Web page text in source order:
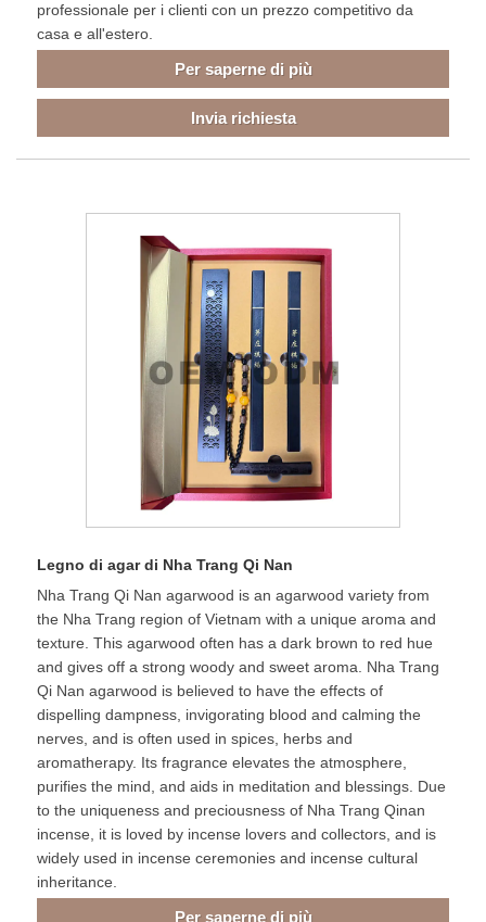
professionale per i clienti con un prezzo competitivo da
casa e all'estero.
Per saperne di più
Invia richiesta
Legno di agar di Nha Trang Qi Nan
Nha Trang Qi Nan agarwood is an agarwood variety from
the Nha Trang region of Vietnam with a unique aroma and
texture. This agarwood often has a dark brown to red hue
and gives off a strong woody and sweet aroma. Nha Trang
Qi Nan agarwood is believed to have the effects of
dispelling dampness, invigorating blood and calming the
nerves, and is often used in spices, herbs and
aromatherapy. Its fragrance elevates the atmosphere,
purifies the mind, and aids in meditation and blessings. Due
to the uniqueness and preciousness of Nha Trang Qinan
incense, it is loved by incense lovers and collectors, and is
widely used in incense ceremonies and incense cultural
inheritance.
Per saperne di più